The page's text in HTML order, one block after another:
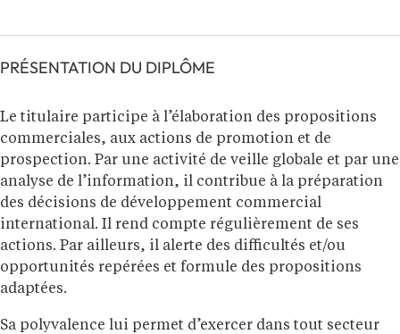
PRÉSENTATION DU DIPLÔME
Le titulaire participe à l’élaboration des propositions
commerciales, aux actions de promotion et de
prospection. Par une activité de veille globale et par une
analyse de l’information, il contribue à la préparation
des décisions de développement commercial
international. Il rend compte régulièrement de ses
actions. Par ailleurs, il alerte des difficultés et/ou
opportunités repérées et formule des propositions
adaptées.
Sa polyvalence lui permet d’exercer dans tout secteur